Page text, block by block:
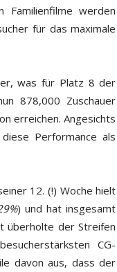
Familienfilme werden
für das maximale
was für Platz 8 der
878,000 Zuschauer
erreichen. Angesichts
Performance als
12. (!) Woche hielt
) und hat insgesamt
überholte der Streifen
CG-
davon aus, dass der